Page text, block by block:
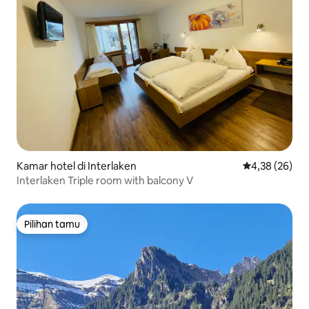
Kamar hotel di Interlaken Nilai rata-rata
4,38 (26)
Interlaken Triple room with balcony V
Pilihan tamu
Pilihan tamu